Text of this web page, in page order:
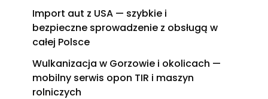
Import aut z USA — szybkie i
bezpieczne sprowadzenie z obsługą w
całej Polsce
Wulkanizacja w Gorzowie i okolicach —
mobilny serwis opon TIR i maszyn
rolniczych